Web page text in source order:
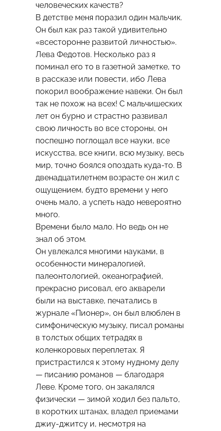
человеческих качеств?
В детстве меня поразил один мальчик.
Он был как раз такой удивительно
«всесторонне развитой личностью».
Лева Федотов. Несколько раз я
поминал его то в газетной заметке, то
в рассказе или повести, ибо Лева
покорил воображение навеки. Он был
так не похож на всех! С мальчишеских
лет он бурно и страстно развивал
свою личность во все стороны, он
поспешно поглощал все науки, все
искусства, все книги, всю музыку, весь
мир, точно боялся опоздать куда-то. В
двенадцатилетнем возрасте он жил с
ощущением, будто времени у него
очень мало, а успеть надо невероятно
много.
Времени было мало. Но ведь он не
знал об этом.
Он увлекался многими науками, в
особенности минералогией,
палеонтологией, океанографией,
прекрасно рисовал, его акварели
были на выставке, печатались в
журнале «Пионер», он был влюблен в
симфоническую музыку, писал романы
в толстых общих тетрадях в
коленкоровых переплетах. Я
пристрастился к этому нудному делу
— писанию романов — благодаря
Леве. Кроме того, он закалялся
физически — зимой ходил без пальто,
в коротких штанах, владел приемами
джиу-джитсу и, несмотря на